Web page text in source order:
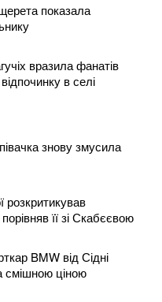
показала
вразила фанатів
в селі
знову змусила
її зі Скабєєвою
BMW від Сідні
смішною ціною